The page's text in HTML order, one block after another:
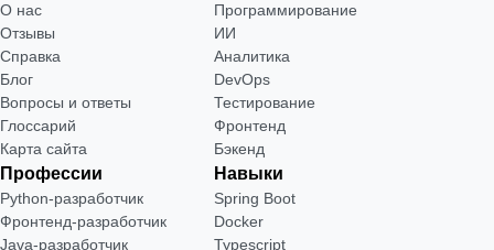
О нас
Отзывы
Справка
Блог
Вопросы и ответы
Глоссарий
Карта сайта
Программирование
ИИ
Аналитика
DevOps
Тестирование
Фронтенд
Бэкенд
Профессии
Python-разработчик
Фронтенд-разработчик
Java-разработчик
Навыки
Spring Boot
Docker
Typescript